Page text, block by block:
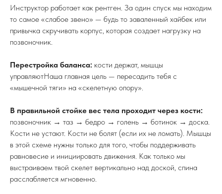
руками вперед и назад по 10–15 раз. Это разгонит кровь
к конечностям.
Корпус.Вращения тазом и наклоны в стороны. Важно
разогреть поясницу, так как на нее придется большая
Колени (Самое важное!).Сделай 10–15 глубоких
приседаний. В сноубордических ботинках это делать
даже удобнее — они держат голеностоп. Почувствуй, как
Выпады.Сделай широкий шаг вперед и попружинь. Это
растянет заднюю поверхность бедра и подготовит пах
(частая зона травм при разъезжании ног).
После этого комплекса ты почувствуешь, что тело стало
легким и послушным. Теперь можно пристегиваться.